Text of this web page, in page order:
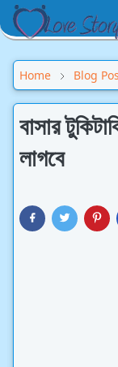
Home Blog
বাসার
লাগবে